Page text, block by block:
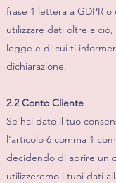
frase 1 lettera a GDPR
utilizzare dati oltre a
legge e di cui ti
dichiarazione.
2.2 Conto Cliente
Se hai dato il tuo
l'articolo 6 comma 1
decidendo di aprire un
utilizzeremo i tuoi dati